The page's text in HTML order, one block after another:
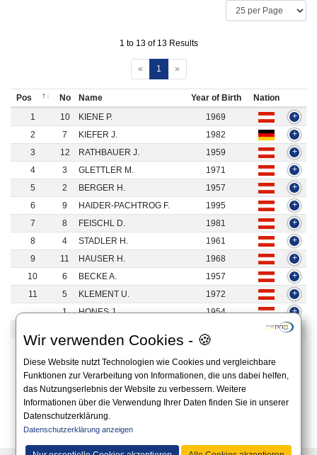
Wir verwenden Cookies - 🍪
Diese Website nutzt Technologien wie Cookies und vergleichbare
Funktionen zur Verarbeitung von Informationen, die uns dabei helfen,
das Nutzungserlebnis der Website zu verbessern. Weitere
Informationen über die Verwendung Ihrer Daten finden Sie in unserer
Datenschutzerklärung.
Datenschutzerklärung anzeigen
1 to 13 of 13 Results
« 1 »
Pos No Name Year of Birth
Nation
1
10 KIENE P. 1969
+
2
7 KIEFER J. 1982
+
3
12 RATHBAUER J. 1959
+
4
3 GLETTLER M. 1971
+
5
2 BERGER H. 1957
+
6
9 HAIDER-PACHTROG F. 1995
+
7
8 FEISCHL D. 1981
+
8
4 STADLER H. 1961
+
9
11 HAUSER H. 1968
+
10
6 BECKE A. 1957
+
11
5 KLEMENT U. 1972
+
1
HONES J. 1954
+
+
1 to 13 of 13 Results
«
announcement on the website of the organizer.